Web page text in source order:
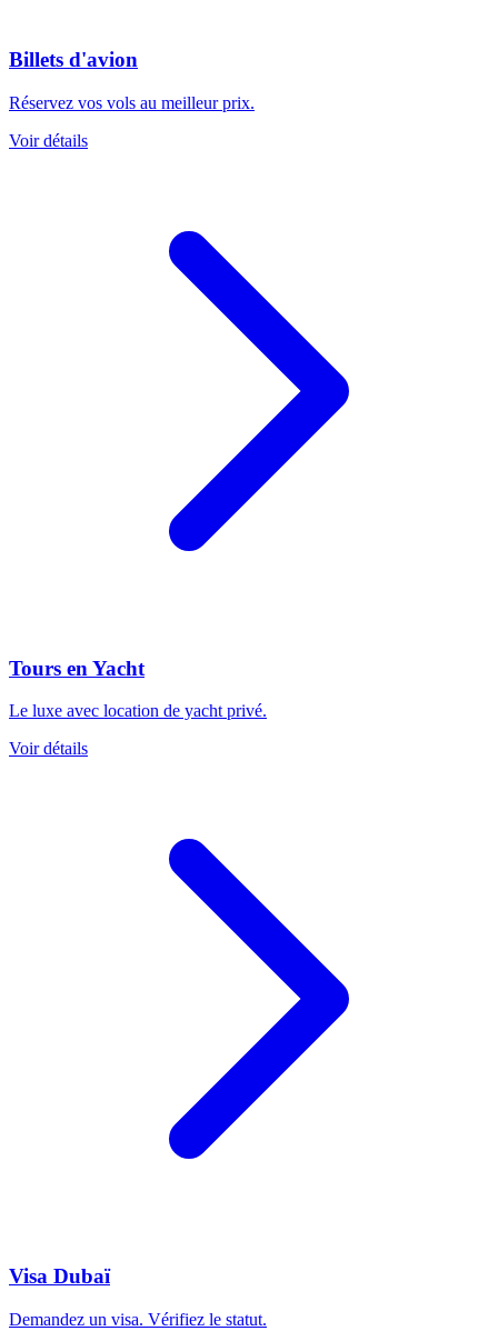
Billets d'avion
Réservez vos vols au meilleur prix.
Voir détails
Tours en Yacht
Le luxe avec location de yacht privé.
Voir détails
Visa Dubaï
Demandez un visa. Vérifiez le statut.